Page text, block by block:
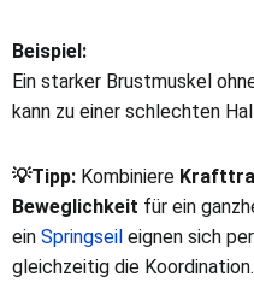
Beispiel:
Ein starker Brustmuskel
kann zu einer schlechten
💡Tipp: Kombiniere
Beweglichkeit für ein
ein Springseil eignen sich
gleichzeitig die Koordination.